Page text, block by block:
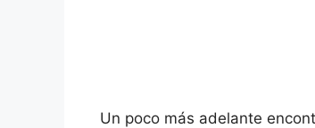
Un poco más adelante